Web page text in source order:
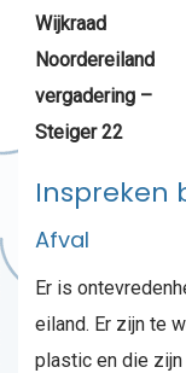
Wijkraad
Noordereiland
vergadering –
Steiger 22
Inspreken
Afval
Er is
eiland. Er zijn te
plastic en die